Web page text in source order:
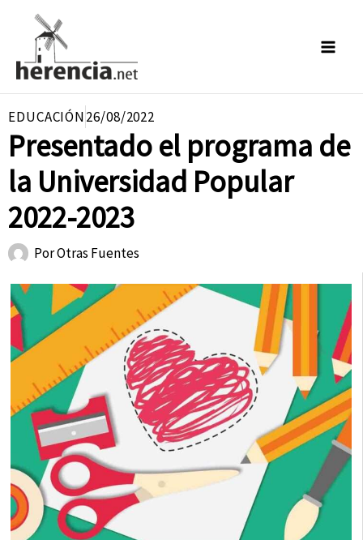
contenido
EDUCACIÓN26/08/2022
Presentado el programa de
la Universidad Popular
2022-2023
PorOtras Fuentes